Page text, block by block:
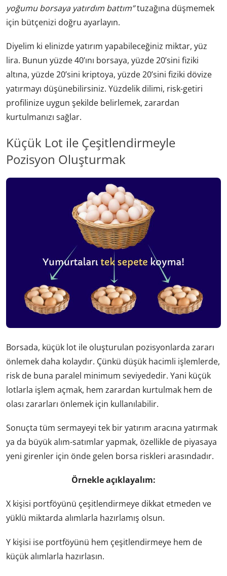
yoğumu borsaya yatırdım battım”tuzağına düşmemek
için bütçenizi doğru ayarlayın.
Diyelim ki elinizde yatırım yapabileceğiniz miktar, yüz
lira. Bunun yüzde 40’ını borsaya, yüzde 20’sini fiziki
altına, yüzde 20’sini kriptoya, yüzde 20’sini fiziki dövize
yatırmayı düşünebilirsiniz. Yüzdelik dilimi, risk-getiri
profilinize uygun şekilde belirlemek, zarardan
kurtulmanızı sağlar.
Küçük Lot ile Çeşitlendirmeyle
Pozisyon Oluşturmak
Borsada, küçük lot ile oluşturulan pozisyonlarda zararı
önlemek daha kolaydır. Çünkü düşük hacimli işlemlerde,
risk de buna paralel minimum seviyededir. Yani küçük
lotlarla işlem açmak, hem zarardan kurtulmak hem de
olası zararları önlemek için kullanılabilir.
Sonuçta tüm sermayeyi tek bir yatırım aracına yatırmak
ya da büyük alım-satımlar yapmak, özellikle de piyasaya
yeni girenler için önde gelen borsa riskleri arasındadır.
Örnekle açıklayalım:
X kişisi portföyünü çeşitlendirmeye dikkat etmeden ve
yüklü miktarda alımlarla hazırlamış olsun.
Y kişisi ise portföyünü hem çeşitlendirmeye hem de
küçük alımlarla hazırlasın.